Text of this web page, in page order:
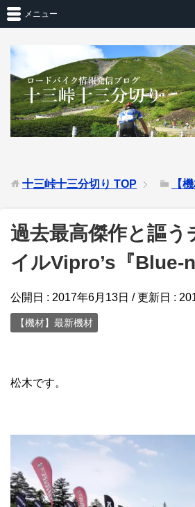
メニュー
十三峠十三分切り TOP 【
過去最高傑作と謳う
イルVipro’s『Blue-
公開日 : 2017年6月13日 / 更新日 :
【機材】最新機材
松木です。